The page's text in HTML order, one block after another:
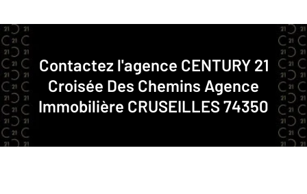
Contactez l'agence CENTURY 21
Croisée Des Chemins Agence
Immobilière CRUSEILLES 74350
Agence immobilière
Notre agence à CRUSEILLES